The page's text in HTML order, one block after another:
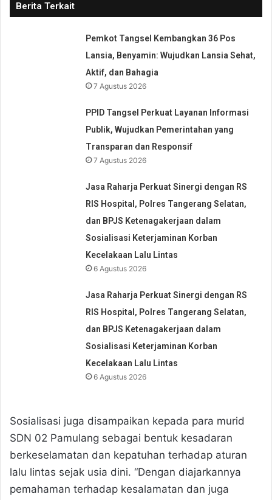
Berita Terkait
Pemkot Tangsel Kembangkan 36 Pos
Lansia, Benyamin: Wujudkan Lansia Sehat,
Aktif, dan Bahagia
7 Agustus 2026
PPID Tangsel Perkuat Layanan Informasi
Publik, Wujudkan Pemerintahan yang
Transparan dan Responsif
7 Agustus 2026
Jasa Raharja Perkuat Sinergi dengan RS
RIS Hospital, Polres Tangerang Selatan,
dan BPJS Ketenagakerjaan dalam
Sosialisasi Keterjaminan Korban
Kecelakaan Lalu Lintas
6 Agustus 2026
Jasa Raharja Perkuat Sinergi dengan RS
RIS Hospital, Polres Tangerang Selatan,
dan BPJS Ketenagakerjaan dalam
Sosialisasi Keterjaminan Korban
Kecelakaan Lalu Lintas
6 Agustus 2026
Sosialisasi juga disampaikan kepada para murid
SDN 02 Pamulang sebagai bentuk kesadaran
berkeselamatan dan kepatuhan terhadap aturan
lalu lintas sejak usia dini. “Dengan diajarkannya
pemahaman terhadap kesalamatan dan juga